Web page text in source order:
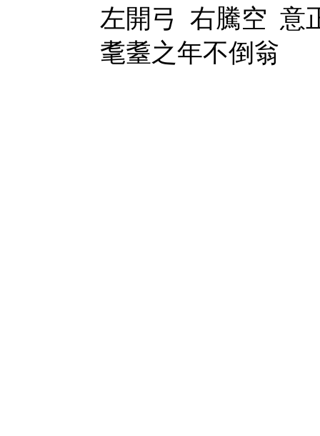
左開弓 右騰空 意
耄耋之年不倒翁